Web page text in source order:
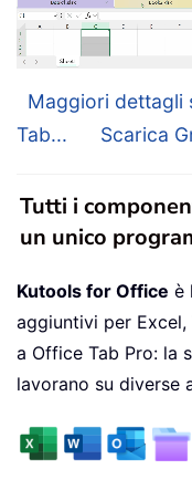
Maggiori dettagli
Tab...
Scarica
Tutti i
un unico
Kutools for Office è
aggiuntivi per
a Office Tab Pro: la
lavorano su diverse